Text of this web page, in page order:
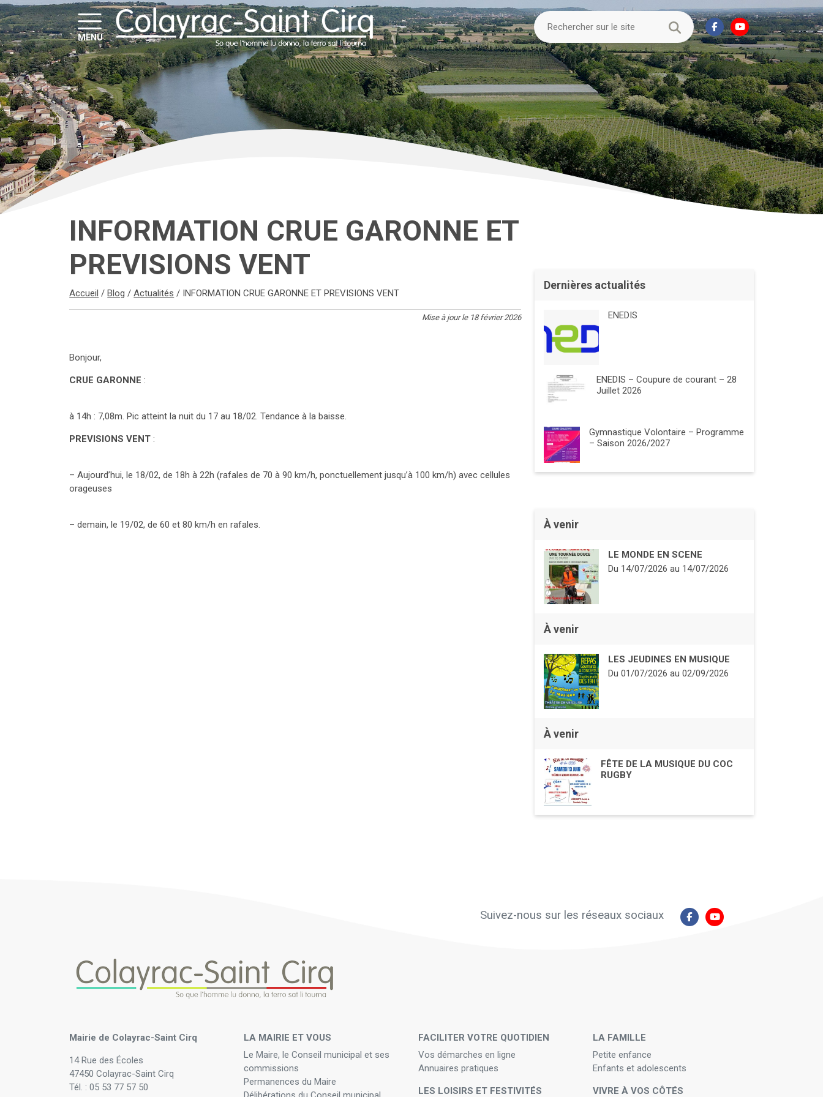
MENU
INFORMATION CRUE GARONNE ET
PREVISIONS VENT
Accueil /Blog /Actualités / INFORMATION CRUE GARONNE ET PREVISIONS VENT
Mise à jour le 18 février 2026
Bonjour,
CRUE GARONNE:
à 14h : 7,08m. Pic atteint la nuit du 17 au 18/02. Tendance à la baisse.
PREVISIONS VENT:
– Aujourd’hui, le 18/02, de 18h à 22h (rafales de 70 à 90 km/h, ponctuellement jusqu’à 100 km/h) avec cellules
orageuses
– demain, le 19/02, de 60 et 80 km/h en rafales.
Dernières actualités
ENEDIS
ENEDIS – Coupure de courant – 28
Juillet 2026
Gymnastique Volontaire – Programme
– Saison 2026/2027
À venir
LE MONDE EN SCENE
Du 14/07/2026au 14/07/2026
À venir
LES JEUDINES EN MUSIQUE
Du 01/07/2026au 02/09/2026
À venir
FÊTE DE LA MUSIQUE DU COC
RUGBY
Suivez-nous sur les réseaux sociaux
Mairie de Colayrac-Saint Cirq
14 Rue des Écoles
47450 Colayrac-Saint Cirq
Tél. : 05 53 77 57 50
LA MAIRIE ET VOUS
Le Maire, le Conseil municipal et ses
commissions
Permanences du Maire
FACILITER VOTRE QUOTIDIEN
Vos démarches en ligne
Annuaires pratiques
LES LOISIRS ET FESTIVITÉS
LA FAMILLE
Petite enfance
Enfants et adolescents
VIVRE À VOS CÔTÉS